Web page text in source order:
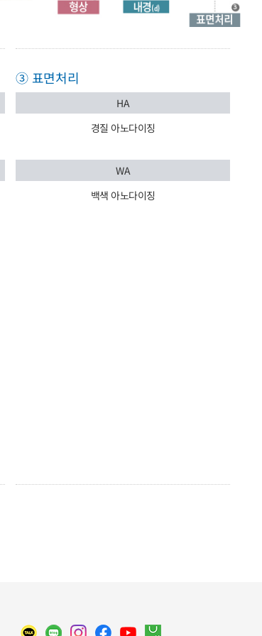
③ 표면처리
HA
경질 아노다이징
WA
백색 아노다이징